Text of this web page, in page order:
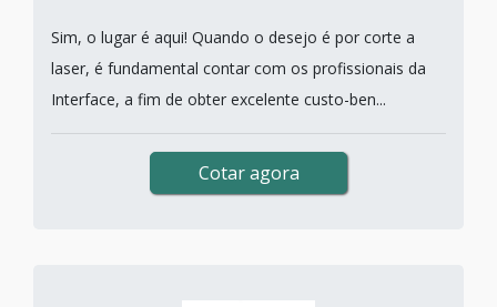
Sim, o lugar é aqui! Quando o desejo é por corte a
laser, é fundamental contar com os profissionais da
Interface, a fim de obter excelente custo-ben...
Cotar agora